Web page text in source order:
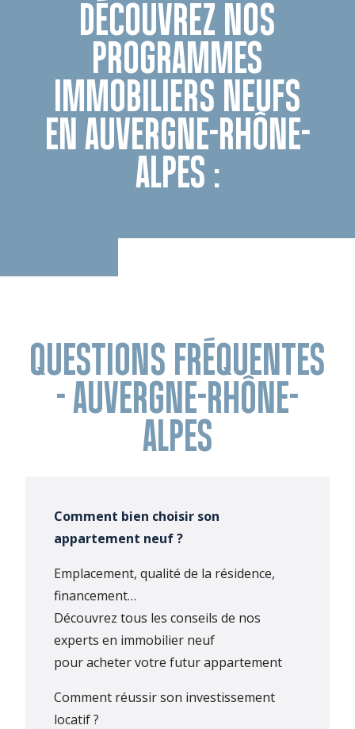
DÉCOUVREZ NOS
PROGRAMMES
IMMOBILIERS NEUFS
EN AUVERGNE-RHÔNE-
ALPES :
QUESTIONS FRÉQUENTES
- AUVERGNE-RHÔNE-
ALPES
Comment bien choisir son
appartement neuf ?
Emplacement, qualité de la résidence,
financement…
Découvrez tous les conseils de nos
experts en immobilier neuf
pour acheter votre futur appartement
Comment réussir son investissement
locatif ?